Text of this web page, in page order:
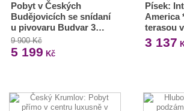
Pobyt v Českých
Budějovicích se snídaní
u pivovaru Budvar 3…
9 900 Kč
5 199 Kč
Písek:
America
terasou
3 137